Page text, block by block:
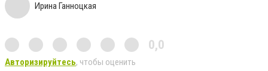
Ирина Ганноцкая
0,0
Авторизируйтесь, чтобы оценить